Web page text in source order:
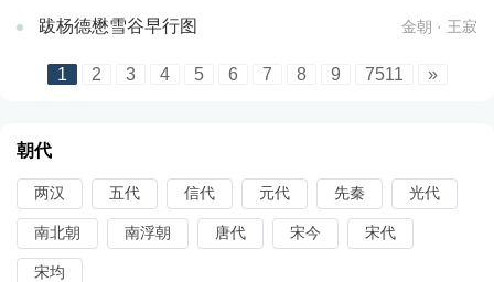
跋杨德懋雪谷早行图 金朝 · 王寂
1 2 3 4 5 6 7 8 9 7511 »
朝代
两汉 五代 信代 元代 先秦 光代
南北朝 南浮朝 唐代 宋今 宋代
宋均